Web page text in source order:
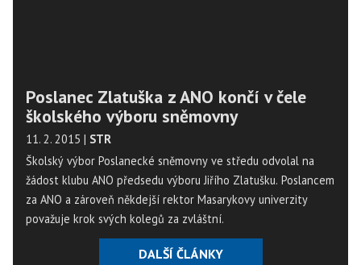
Poslanec Zlatuška z ANO končí v čele
školského výboru sněmovny
11. 2. 2015 | STR
Školský výbor Poslanecké sněmovny ve středu odvolal na
žádost klubu ANO předsedu výboru Jiřího Zlatušku. Poslancem
za ANO a zároveň někdejší rektor Masarykovy univerzity
považuje krok svých kolegů za zvláštní.
DALŠÍ ČLÁNKY